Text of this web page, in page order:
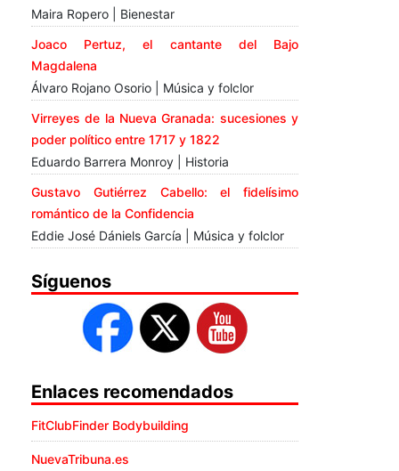
Maira Ropero | Bienestar
Joaco Pertuz, el cantante del Bajo
Magdalena
Álvaro Rojano Osorio | Música y folclor
Virreyes de la Nueva Granada: sucesiones y
poder político entre 1717 y 1822
Eduardo Barrera Monroy | Historia
Gustavo Gutiérrez Cabello: el fidelísimo
romántico de la Confidencia
Eddie José Dániels García | Música y folclor
Síguenos
Enlaces recomendados
FitClubFinder Bodybuilding
NuevaTribuna.es